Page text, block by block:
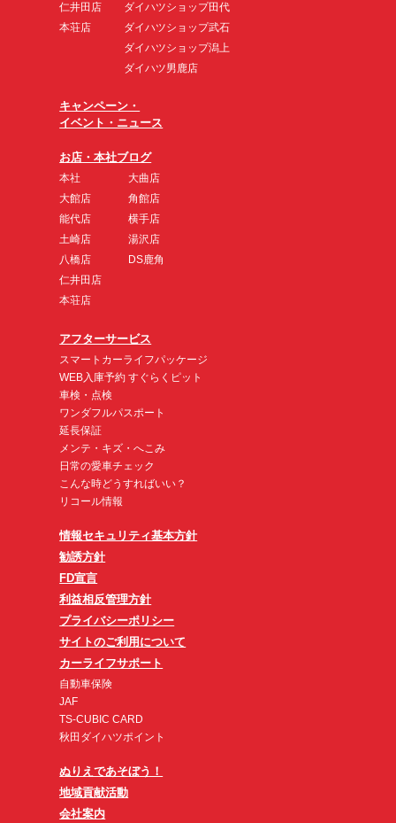
仁井田店
本荘店
ダイハツショップ田代
ダイハツショップ武石
ダイハツショップ潟上
ダイハツ男鹿店
キャンペーン・
イベント・ニュース
お店・本社ブログ
本社
大館店
能代店
土崎店
八橋店
仁井田店
本荘店
大曲店
角館店
横手店
湯沢店
DS鹿角
アフターサービス
スマートカーライフパッケージ
WEB入庫予約 すぐらくピット
車検・点検
ワンダフルパスポート
延長保証
メンテ・キズ・へこみ
日常の愛車チェック
こんな時どうすればいい？
リコール情報
情報セキュリティ基本方針
勧誘方針
FD宣言
利益相反管理方針
プライバシーポリシー
サイトのご利用について
カーライフサポート
自動車保険
JAF
TS-CUBIC CARD
秋田ダイハツポイント
ぬりえであそぼう！
地域貢献活動
会社案内